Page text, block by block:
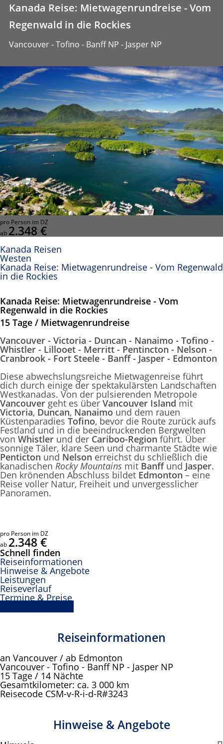
Kanada Reise: Mietwagenrundreise - Vom
Regenwald in die Rockies
Vancouver - Tofino - Banff NP - Jasper NP
pro Person im DZ
ab 2.348 €
Kanada Reisen
Westen
Kanada Reise: Mietwagenrundreise - Vom Regenwald
in die Rockies
Kanada Reise: Mietwagenrundreise - Vom
Regenwald in die Rockies
15 Tage / Mietwagenrundreise
Vancouver - Victoria - Duncan - Nanaimo - Tofino -
Whistler - Lillooet - Merritt - Pentincton - Nelson -
Cranbrook - Fort Steele - Banff - Jasper - Edmonton
Diese abwechslungsreiche Mietwagenreise führt
dich durch einige der spektakulärsten Landschaften
Westkanadas. Von der pulsierenden Metropole
Vancouver geht es über Vancouver Island mit
Victoria, Duncan, Nanaimo und dem rauen
Küstenparadies Tofino, bevor die Route zurück aufs
Festland und in die beeindruckenden Bergwelten
von Whistler und der Cariboo-Region führt. Über
sonnige Täler, klare Seen und charmante Städte wie
Penticton und Nelson erreichst du schließlich die
kanadischen Rocky Mountains mit Banff und Jasper.
Den krönenden Abschluss bildet Edmonton– eine
Reise voller Natur, Freiheit und unvergesslicher
Panoramen.
pro Person im DZ
ab 2.348 €
Schnell finden
Reiseinformationen
Hinweise & Angebote
Leistungen
Reiseverlauf
Termine & Preise
Reiseinformationen
an Vancouver / ab Edmonton
Vancouver - Tofino - Banff NP - Jasper NP
15 Tage / 14 Nächte
Gesamtkilometer: ca. 3 000 km
Reisecode CSM-v-R-i-d-R#3243
Hinweise & Angebote